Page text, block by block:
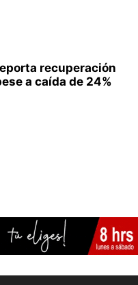
recuperación
a caída de 24%